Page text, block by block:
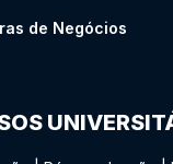
de Negócios